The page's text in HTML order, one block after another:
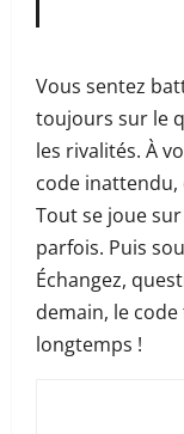
Vous sentez
toujours sur le
les rivalités. À
code
Tout se joue
parfois. Puis
Échangez,
demain, le
longtemps !